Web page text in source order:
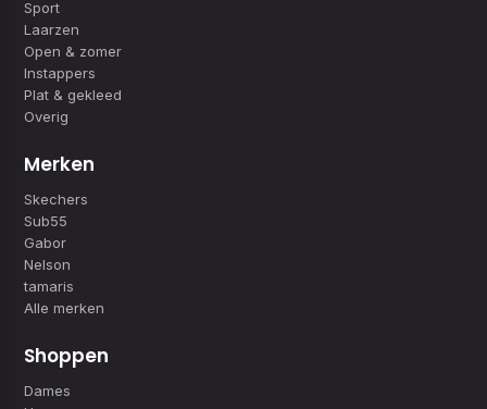
Sport
Laarzen
Open & zomer
Instappers
Plat & gekleed
Overig
Merken
Skechers
Sub55
Gabor
Nelson
tamaris
Alle merken
Shoppen
Dames